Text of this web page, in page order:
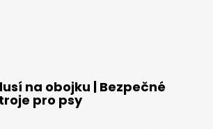
na obojku | Bezpečné
pro psy